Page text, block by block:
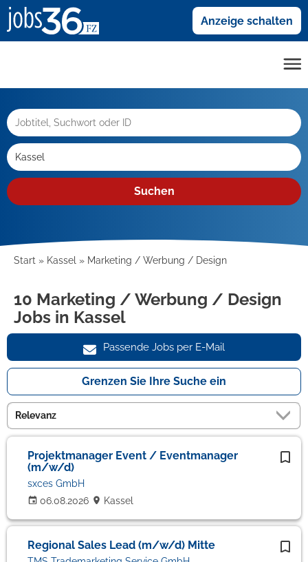
Anzeige schalten
Suchen
Start Kassel Marketing / Werbung / Design
10 Marketing / Werbung / Design
Jobs in Kassel
Passende Jobs per E-Mail
Grenzen Sie Ihre Suche ein
Projektmanager Event / Eventmanager
(m/w/d)
06.08.2026
sxces GmbH
Kassel
Regional Sales Lead (m/w/d) Mitte